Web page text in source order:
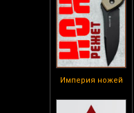
Империя ножей